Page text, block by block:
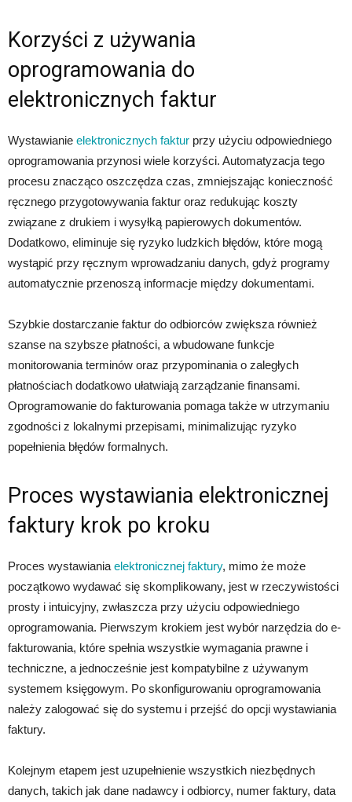
Korzyści z używania
oprogramowania do
elektronicznych faktur
Wystawianie elektronicznych faktur przy użyciu odpowiedniego
oprogramowania przynosi wiele korzyści. Automatyzacja tego
procesu znacząco oszczędza czas, zmniejszając konieczność
ręcznego przygotowywania faktur oraz redukując koszty
związane z drukiem i wysyłką papierowych dokumentów.
Dodatkowo, eliminuje się ryzyko ludzkich błędów, które mogą
wystąpić przy ręcznym wprowadzaniu danych, gdyż programy
automatycznie przenoszą informacje między dokumentami.
Szybkie dostarczanie faktur do odbiorców zwiększa również
szanse na szybsze płatności, a wbudowane funkcje
monitorowania terminów oraz przypominania o zaległych
płatnościach dodatkowo ułatwiają zarządzanie finansami.
Oprogramowanie do fakturowania pomaga także w utrzymaniu
zgodności z lokalnymi przepisami, minimalizując ryzyko
popełnienia błędów formalnych.
Proces wystawiania elektronicznej
faktury krok po kroku
Proces wystawiania elektronicznej faktury, mimo że może
początkowo wydawać się skomplikowany, jest w rzeczywistości
prosty i intuicyjny, zwłaszcza przy użyciu odpowiedniego
oprogramowania. Pierwszym krokiem jest wybór narzędzia do e-
fakturowania, które spełnia wszystkie wymagania prawne i
techniczne, a jednocześnie jest kompatybilne z używanym
systemem księgowym. Po skonfigurowaniu oprogramowania
należy zalogować się do systemu i przejść do opcji wystawiania
faktury.
Kolejnym etapem jest uzupełnienie wszystkich niezbędnych
danych, takich jak dane nadawcy i odbiorcy, numer faktury, data